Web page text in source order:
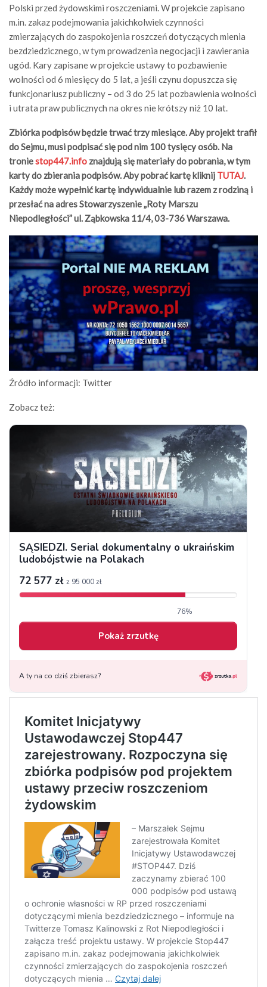
Polski przed żydowskimi roszczeniami. W projekcie zapisano
m.in. zakaz podejmowania jakichkolwiek czynności
zmierzających do zaspokojenia roszczeń dotyczących mienia
bezdziedzicznego, w tym prowadzenia negocjacji i zawierania
ugód. Kary zapisane w projekcie ustawy to pozbawienie
wolności od 6 miesięcy do 5 lat, a jeśli czynu dopuszcza się
funkcjonariusz publiczny – od 3 do 25 lat pozbawienia wolności
i utrata praw publicznych na okres nie krótszy niż 10 lat.
Zbiórka podpisów będzie trwać trzy miesiące. Aby projekt trafił
do Sejmu, musi podpisać się pod nim 100 tysięcy osób. Na
troniestop447.info znajdują się materiały do pobrania, w tym
karty do zbierania podpisów. Aby pobrać kartę kliknij TUTAJ.
Każdy może wypełnić kartę indywidualnie lub razem z rodziną i
przesłać na adres Stowarzyszenie „Roty Marszu
Niepodległości” ul. Ząbkowska 11/4, 03-736 Warszawa.
Źródło informacji: Twitter
Zobacz też: